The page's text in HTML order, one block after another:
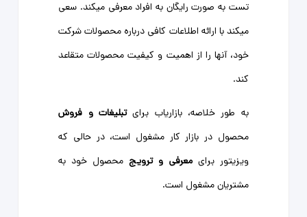
تست به صورت رایگان به افراد معرفی میکند. سعی
میکند با ارائه اطلاعات کافی درباره محصولات شرکت
خود، آنها را از اهمیت و کیفیت محصولات متقاعد
کند.
به طور خلاصه، بازاریاب برایتبلیغات و فروش
محصول در بازار کار مشغول است، در حالی که
ویزیتور برایمعرفی و ترویجمحصول خود به
مشتریان مشغول است.